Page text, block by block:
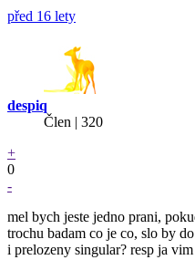
před 16 lety
despiq
Člen | 320
+
0
-
mel bych jeste jedno prani,
trochu badam co je co, slo by
i prelozeny singular? resp ja